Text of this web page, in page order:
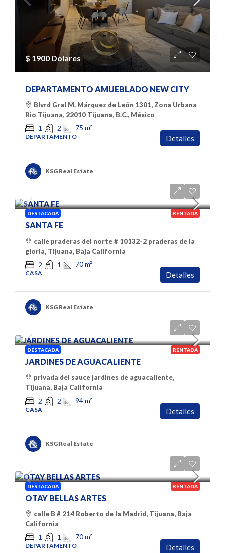
$ 1900 Dolares
DEPARTAMENTO AMUEBLADO NEW CITY
Blvrd Gral M. Márquez de León 1301, Zona Urbana
Rio Tijuana, 22010 Tijuana, B.C., México
1 2 75 m²
DEPARTAMENTO Detalles
KSG Real Estate
DESTACADA RENTADA
SANTA FE
calle praderas del norte # 10132-2 praderas de la
gloria, Tijuana, Baja California
2 1 70m²
CASA Detalles
KSG Real Estate
DESTACADA RENTADA
JARDINES DE AGUACALIENTE
privada del sauce jardines de aguacaliente,
Tijuana, Baja California
2 2 94m²
CASA Detalles
KSG Real Estate
DESTACADA RENTADA
OTAY BELLAS ARTES
calle B # 214 Roberto de la Madrid, Tijuana, Baja
California
1 1 70m²
DEPARTAMENTO Detalles